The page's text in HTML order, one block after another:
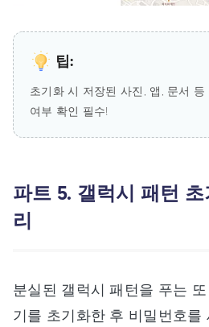
팁:
초기화 시 저장된 사진, 앱, 문서
여부 확인 필수!
파트 5. 갤럭시 패턴
리
분실된 갤럭시 패턴을 푸는
기를 초기화한 후 비밀번호를